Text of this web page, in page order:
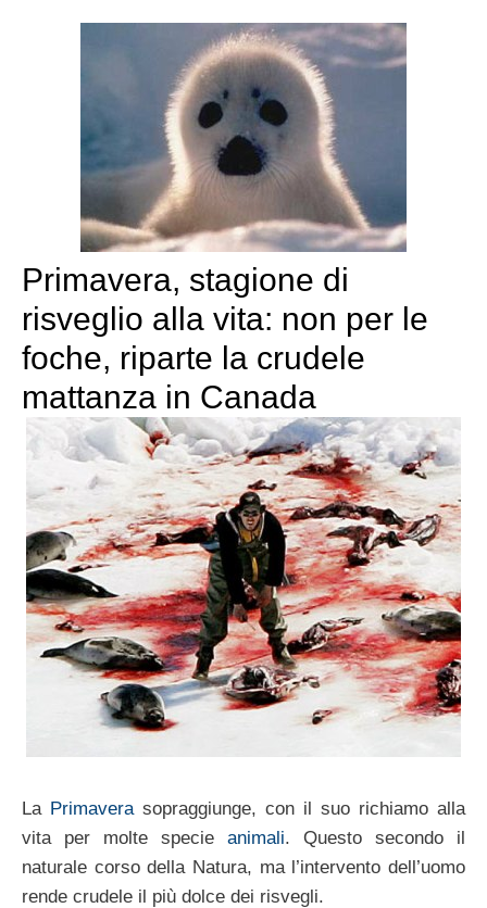
Primavera, stagione di
risveglio alla vita: non per le
foche, riparte la crudele
mattanza in Canada
La Primaverasopraggiunge, con il suo richiamo alla
vita per molte specie animali. Questo secondo il
naturale corso della Natura, ma l’intervento dell’uomo
rende crudele il più dolce dei risvegli.